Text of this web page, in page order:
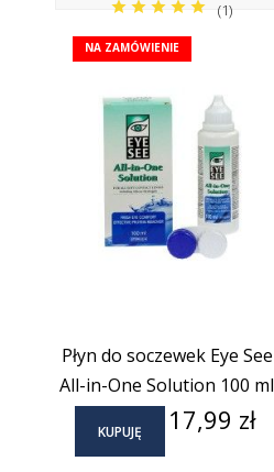
(1)
Płyn do soczewek Eye See
All-in-One Solution 100 ml
KUPUJĘ Cena
17,99 zł
NA ZAMÓWIENIE